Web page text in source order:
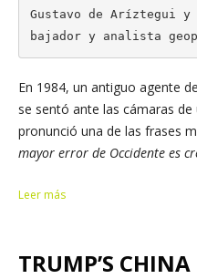
Gustavo de Aríztegui y
bajador y analista
En 1984, un antiguo agente
se sentó ante las cámaras
pronunció una de las frases
mayor error de Occidente es
Leer más
TRUMP’S